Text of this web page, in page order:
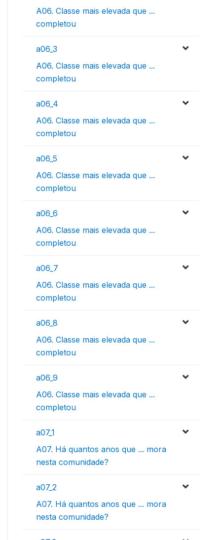
A06. Classe mais elevada que ...
completou
a06_3
A06. Classe mais elevada que ...
completou
a06_4
A06. Classe mais elevada que ...
completou
a06_5
A06. Classe mais elevada que ...
completou
a06_6
A06. Classe mais elevada que ...
completou
a06_7
A06. Classe mais elevada que ...
completou
a06_8
A06. Classe mais elevada que ...
completou
a06_9
A06. Classe mais elevada que ...
completou
a07_1
A07. Há quantos anos que ... mora
nesta comunidade?
a07_2
A07. Há quantos anos que ... mora
nesta comunidade?